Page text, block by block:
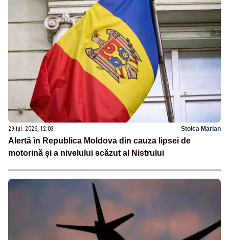
29 iul. 2026, 12:03 Stoica Marian
Alertă în Republica Moldova din cauza lipsei de
motorină și a nivelului scăzut al Nistrului